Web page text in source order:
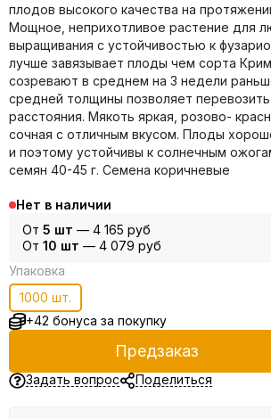
плодов высокого качества на
Мощное, неприхотливое растение для
выращивания с устойчивостью к
лучше завязывает плоды чем сорта
созревают в среднем на 3 недели
средней толщины позволяет
расстояния. Мякоть яркая, розово-
сочная с отличным вкусом. Плоды
и поэтому устойчивы к солнечным
семян 40-45 г. Семена коричневые
Нет в наличии
От 5 шт — 4 165 руб
От 10 шт — 4 079 руб
Упаковка
1000 шт.
+42 бонуса за покупку
Предзаказ
Задать вопрос Поделиться